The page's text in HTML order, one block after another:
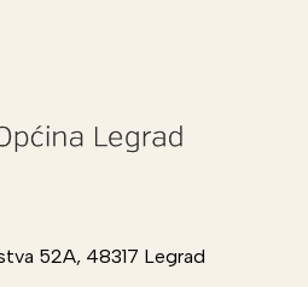
52A, 48317 Legrad